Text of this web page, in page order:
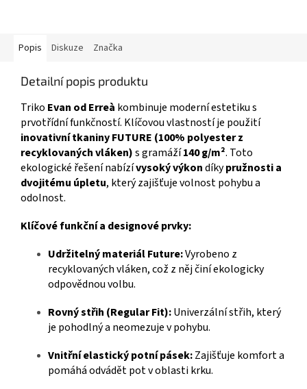
Popis Diskuze Značka
Detailní popis produktu
Triko Evan od Erreà kombinuje moderní estetiku s
prvotřídní funkčností. Klíčovou vlastností je použití
inovativní tkaniny FUTURE (100% polyester z
recyklovaných vláken)s gramáží140 g/m². Toto
ekologické řešení nabízívysoký výkondíkypružnosti a
dvojitému úpletu, který zajišťuje volnost pohybu a
odolnost.
Klíčové funkční a designové prvky:
Udržitelný materiál Future:Vyrobeno z
recyklovaných vláken, což z něj činí ekologicky
odpovědnou volbu.
Rovný střih (Regular Fit):Univerzální střih, který
je pohodlný a neomezuje v pohybu.
Vnitřní elastický potní pásek:Zajišťuje komfort a
pomáhá odvádět pot v oblasti krku.